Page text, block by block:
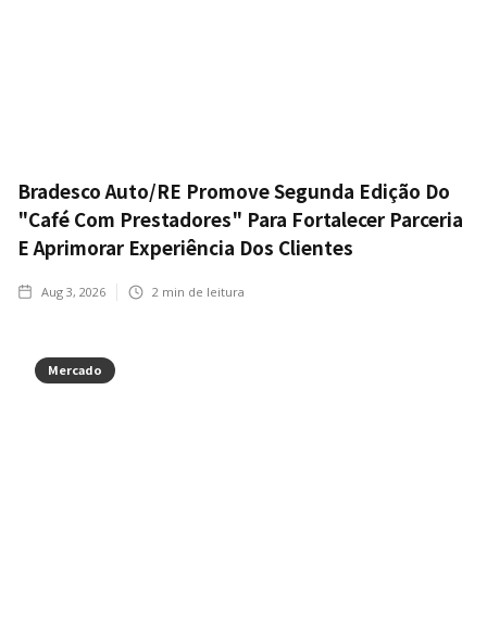
Bradesco Auto/RE Promove Segunda Edição Do
"Café Com Prestadores" Para Fortalecer Parceria
E Aprimorar Experiência Dos Clientes
Aug 3, 2026 2 min de leitura
Mercado